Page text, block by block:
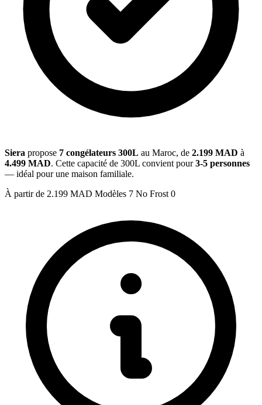
Siera propose 7 congélateurs 300L au Maroc, de 2.199 MAD à
4.499 MAD. Cette capacité de 300L convient pour3-5 personnes
— idéal pour une maison familiale.
À partir de 2.199 MAD Modèles 7 No Frost 0